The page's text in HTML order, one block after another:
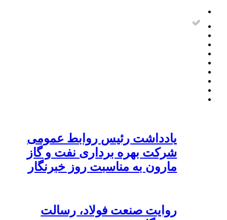
یادداشت رئیس روابط عمومی
شرکت بهره برداری نفت و گاز
مارون به مناسبت روز خبرنگار
روایت صنعت فولاد،‌ رسالت